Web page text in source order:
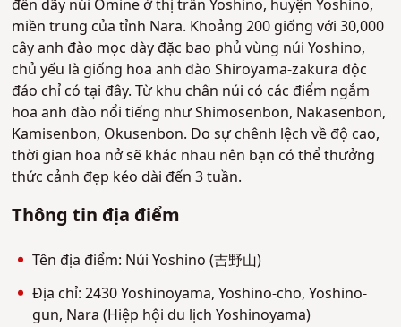
đến dãy núi Omine ở thị trấn Yoshino, huyện Yoshino,
miền trung của tỉnh Nara. Khoảng 200 giống với 30,000
cây anh đào mọc dày đặc bao phủ vùng núi Yoshino,
chủ yếu là giống hoa anh đào Shiroyama-zakura độc
đáo chỉ có tại đây. Từ khu chân núi có các điểm ngắm
hoa anh đào nổi tiếng như Shimosenbon, Nakasenbon,
Kamisenbon, Okusenbon. Do sự chênh lệch về độ cao,
thời gian hoa nở sẽ khác nhau nên bạn có thể thưởng
thức cảnh đẹp kéo dài đến 3 tuần.
Thông tin địa điểm
Tên địa điểm: Núi Yoshino (吉野山)
Địa chỉ: 2430 Yoshinoyama, Yoshino-cho, Yoshino-
gun, Nara (Hiệp hội du lịch Yoshinoyama)